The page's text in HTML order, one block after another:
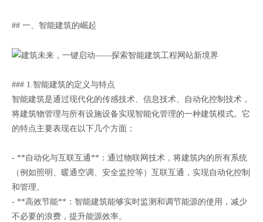
## 一、智能建筑的崛起
### 1.智能建筑的定义与特点
智能建筑是通过现代化的传感技术、信息技术、自动化控制技术，
将建筑物管理与所有设施设备实现智能化管理的一种建筑模式。它
的特点主要表现在以下几个方面：
- **自动化与互联互通**：通过物联网技术，将建筑内的所有系统
（例如照明、暖通空调、安全监控等）互联互通，实现自动化控制
和管理。
- **高效节能**：智能建筑能够实时监测和调节能源的使用，减少
不必要的浪费，提升能源效率。